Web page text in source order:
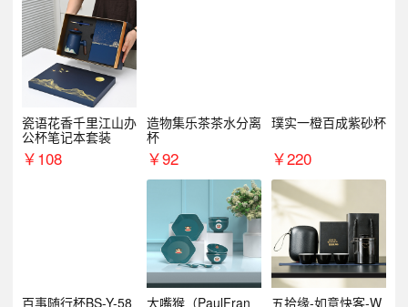
瓷语花香千里江山办
公杯笔记本套装
￥108
造物集乐茶茶水分离
杯
￥92
璞实一橙百成紫砂杯
￥220
百事随行杯BS-Y-58 大嘴猴（PaulFran 五拾缘-如意快客-W